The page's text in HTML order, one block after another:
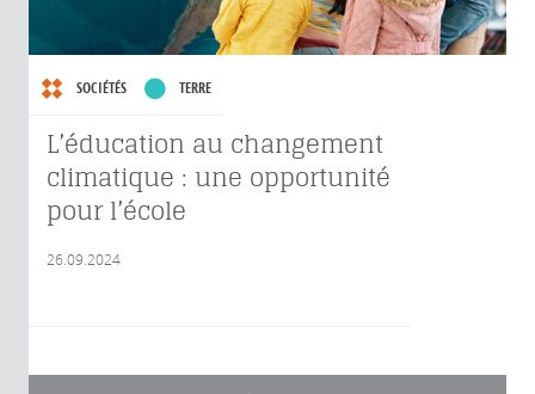
SOCIÉTÉS TERRE
L’éducation au changement
climatique : une opportunité
pour l’école
26.09.2024